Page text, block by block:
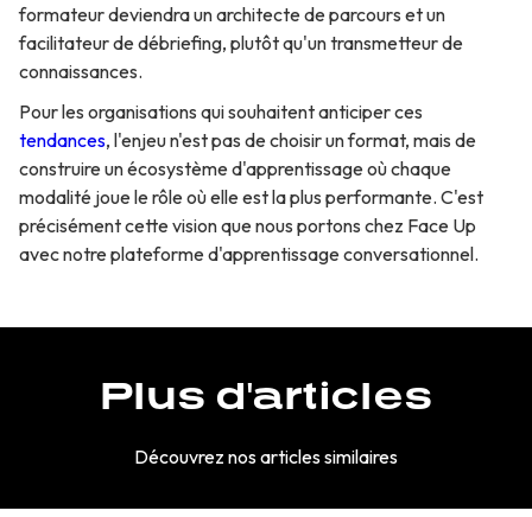
formateur deviendra un architecte de parcours et un
facilitateur de débriefing, plutôt qu'un transmetteur de
connaissances.
Pour les organisations qui souhaitent anticiper ces
tendances, l'enjeu n'est pas de choisir un format, mais de
construire un écosystème d'apprentissage où chaque
modalité joue le rôle où elle est la plus performante. C'est
précisément cette vision que nous portons chez Face Up
avec notre plateforme d'apprentissage conversationnel.
Plus d'articles
Découvrez nos articles similaires